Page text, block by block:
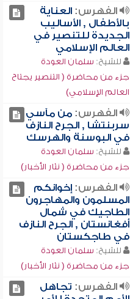
الفهرس:العناية
بالأطفال , الأساليب
الجديدة للتنصير في
العالم الإسلامي
للشيخ: سلمان العودة
جزء من محاضرة ( التنصير يجتاح
العالم الإسلامي)
الفهرس:من مآسي
سربنتشا , الجرح النازف
في البوسنة والهرسك
للشيخ: سلمان العودة
جزء من محاضرة ( نثار الأخبار)
الفهرس:إخوانكم
المسلمون والمهاجرون
الطاجيك في شمال
أفغانستان , الجرح النازف
في طاجكستان
للشيخ: سلمان العودة
جزء من محاضرة ( نثار الأخبار)
الفهرس: تجاهل